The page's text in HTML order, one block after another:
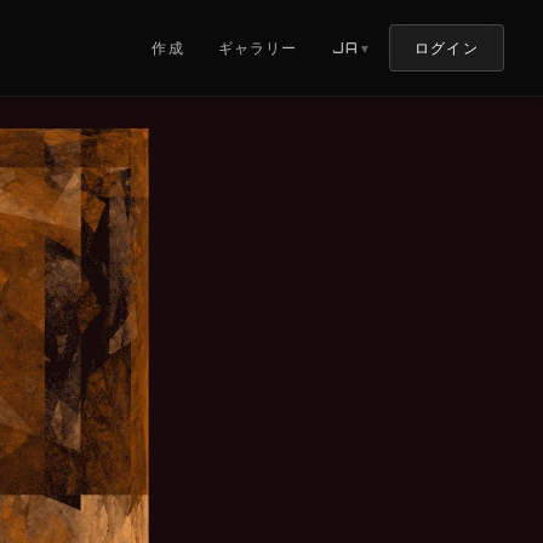
作成 ギャラリー JA ▼ ログイン